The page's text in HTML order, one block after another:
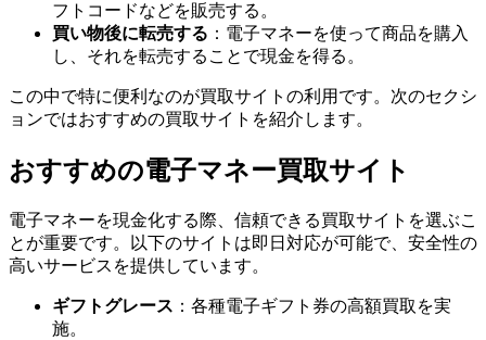
フトコードなどを販売する。
買い物後に転売する ：電子マネーを使って商品を購入
し、それを転売することで現金を得る。
この中で特に便利なのが買取サイトの利用です。次のセクシ
ョンではおすすめの買取サイトを紹介します。
おすすめの電子マネー買取サイト
電子マネーを現金化する際、信頼できる買取サイトを選ぶこ
とが重要です。以下のサイトは即日対応が可能で、安全性の
高いサービスを提供しています。
ギフトグレース ：各種電子ギフト券の高額買取を実
施。